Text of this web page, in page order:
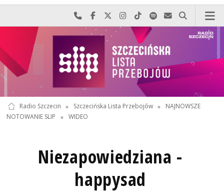
Najlepiej po prostu do nas zadzwoń
Odwiedź nas na Facebook-u
Odwiedź nas na X
Odwiedź nas na Instagram-ie
Odwiedź nas na TikTok-u
Szukaj nas na Spotify
Wyślij do nas
Szukaj
Radio Szczecin » Szczecińska Lista Przebojów »
NAJNOWSZE
NOTOWANIE SLIP
» WIDEO
Niezapowiedziana -
happysad